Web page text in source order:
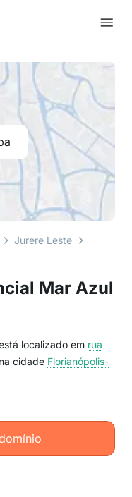
Mar Azul
localizado em rua
cidade Florianópolis-
Jurere Leste